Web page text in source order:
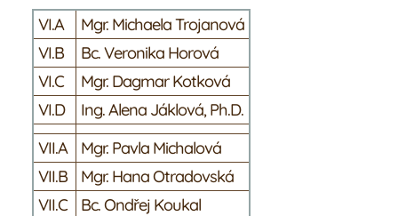
VI.A
Mgr. Michaela Trojanová
VI.B
Bc. Veronika Horová
VI.C
Mgr. Dagmar Kotková
VI.D
Ing. Alena Jáklová, Ph.D.
VII.A
Mgr. Pavla Michalová
VII.B
Mgr. Hana Otradovská
VII.C
Bc. Ondřej Koukal